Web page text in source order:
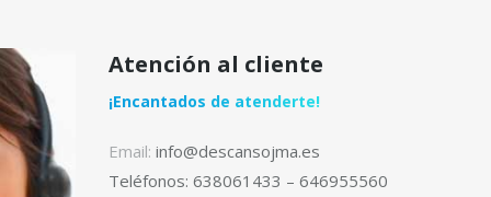
Atención al cliente
¡Encantados de atenderte!
Email: info@descansojma.es
Teléfonos: 638061433 – 646955560